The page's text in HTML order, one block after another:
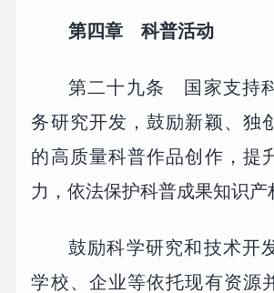
第四章 科普活动
第二十九条 国家支持
务研究开发，鼓励新颖、独
的高质量科普作品创作，提
力，依法保护科普成果知识产
鼓励科学研究和技术开
学校、企业等依托现有资源